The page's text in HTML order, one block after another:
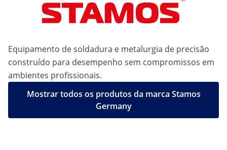
Equipamento de soldadura e metalurgia de precisão
construído para desempenho sem compromissos em
ambientes profissionais.
Mostrar todos os produtos da marca Stamos
Germany